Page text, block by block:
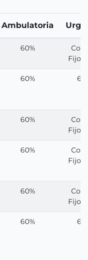
Ambulatoria
60%
Fijo
60%
60%
Fijo
60%
Fijo
60%
Fijo
60%